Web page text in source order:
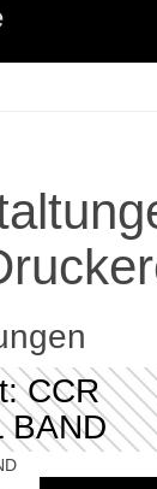
CCR
BAND